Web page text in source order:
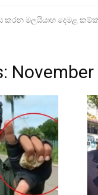
මලයියාහ දෙමළ
November